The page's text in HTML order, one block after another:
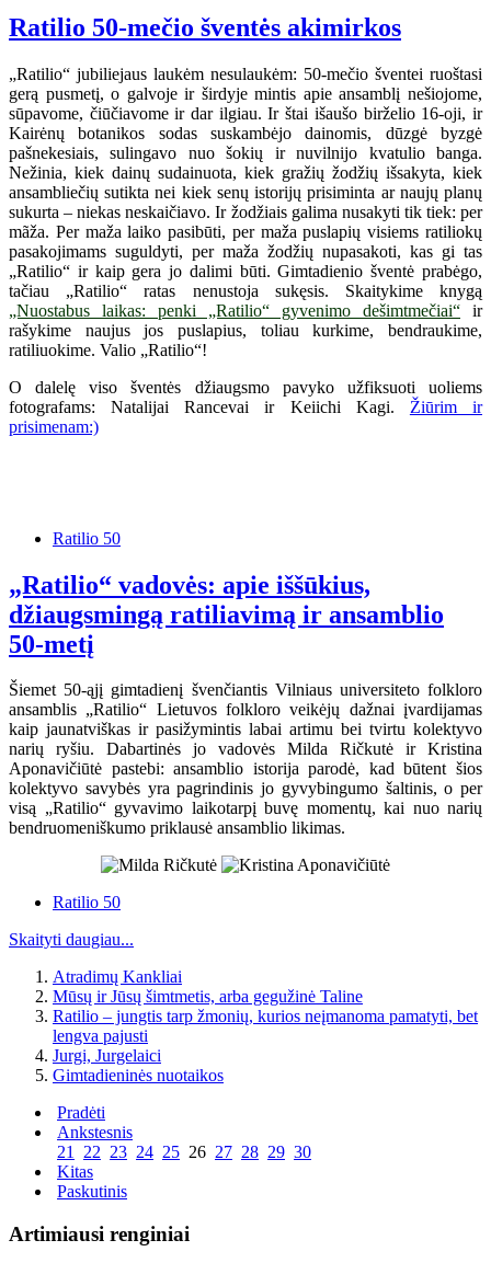
Ratilio 50-mečio šventės akimirkos
„Ratilio“ jubiliejaus laukėm nesulaukėm: 50-mečio šventei ruoštasi
gerą pusmetį, o galvoje ir širdyje mintis apie ansamblį nešiojome,
sūpavome, čiūčiavome ir dar ilgiau. Ir štai išaušo birželio 16-oji, ir
Kairėnų botanikos sodas suskambėjo dainomis, dūzgė byzgė
pašnekesiais, sulingavo nuo šokių ir nuvilnijo kvatulio banga.
Nežinia, kiek dainų sudainuota, kiek gražių žodžių išsakyta, kiek
ansambliečių sutikta nei kiek senų istorijų prisiminta ar naujų planų
sukurta – niekas neskaičiavo. Ir žodžiais galima nusakyti tik tiek: per
mãža. Per maža laiko pasibūti, per maža puslapių visiems ratiliokų
pasakojimams suguldyti, per maža žodžių nupasakoti, kas gi tas
„Ratilio“ ir kaip gera jo dalimi būti. Gimtadienio šventė prabėgo,
tačiau „Ratilio“ ratas nenustoja sukęsis. Skaitykime knygą
„Nuostabus laikas: penki „Ratilio“ gyvenimo dešimtmečiai“ ir
rašykime naujus jos puslapius, toliau kurkime, bendraukime,
ratiliuokime. Valio „Ratilio“!
O dalelę viso šventės džiaugsmo pavyko užfiksuoti uoliems
fotografams: Natalijai Rancevai ir Keiichi Kagi. Žiūrim ir
prisimenam:)
Ratilio 50
„Ratilio“ vadovės: apie iššūkius,
džiaugsmingą ratiliavimą ir ansamblio
50-metį
Šiemet 50-ąjį gimtadienį švenčiantis Vilniaus universiteto folkloro
ansamblis „Ratilio“ Lietuvos folkloro veikėjų dažnai įvardijamas
kaip jaunatviškas ir pasižymintis labai artimu bei tvirtu kolektyvo
narių ryšiu. Dabartinės jo vadovės Milda Ričkutė ir Kristina
Aponavičiūtė pastebi: ansamblio istorija parodė, kad būtent šios
kolektyvo savybės yra pagrindinis jo gyvybingumo šaltinis, o per
visą „Ratilio“ gyvavimo laikotarpį buvę momentų, kai nuo narių
bendruomeniškumo priklausė ansamblio likimas.
Ratilio 50
Skaityti daugiau...
Atradimų Kankliai
Mūsų ir Jūsų šimtmetis, arba gegužinė Taline
Ratilio – jungtis tarp žmonių, kurios neįmanoma pamatyti, bet
lengva pajusti
Jurgi, Jurgelaici
Gimtadieninės nuotaikos
Pradėti
Ankstesnis
21 22 23 24 25 26 27 28 29 30
Kitas
Paskutinis
Artimiausi renginiai